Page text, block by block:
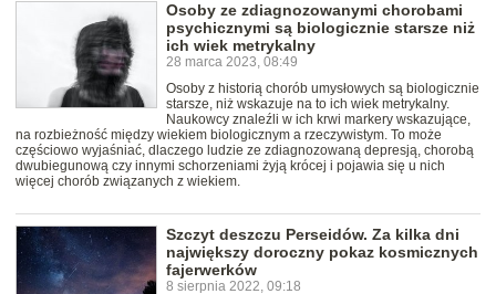
Osoby ze zdiagnozowanymi chorobami
psychicznymi są biologicznie starsze niż
ich wiek metrykalny
28 marca 2023, 08:49
Osoby z historią chorób umysłowych są biologicznie
starsze, niż wskazuje na to ich wiek metrykalny.
Naukowcy znaleźli w ich krwi markery wskazujące,
na rozbieżność między wiekiem biologicznym a rzeczywistym. To może
częściowo wyjaśniać, dlaczego ludzie ze zdiagnozowaną depresją, chorobą
dwubiegunową czy innymi schorzeniami żyją krócej i pojawia się u nich
więcej chorób związanych z wiekiem.
Szczyt deszczu Perseidów. Za kilka dni
największy doroczny pokaz kosmicznych
fajerwerków
8 sierpnia 2022, 09:18